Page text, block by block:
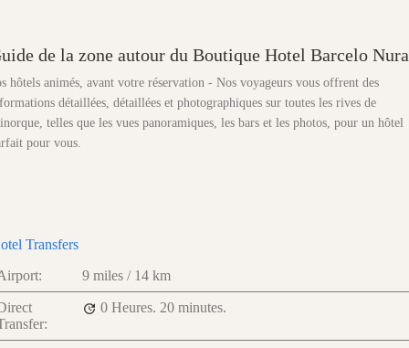
de la zone autour du Boutique Hotel Barcelo Nura
hôtels animés, avant votre réservation - Nos voyageurs vous offrent des
détaillées, détaillées et photographiques sur toutes les rives de
telles que les vues panoramiques, les bars et les photos, pour un hôtel
pour vous.
Transfers
9 miles / 14 km
0 Heures. 20 minutes.